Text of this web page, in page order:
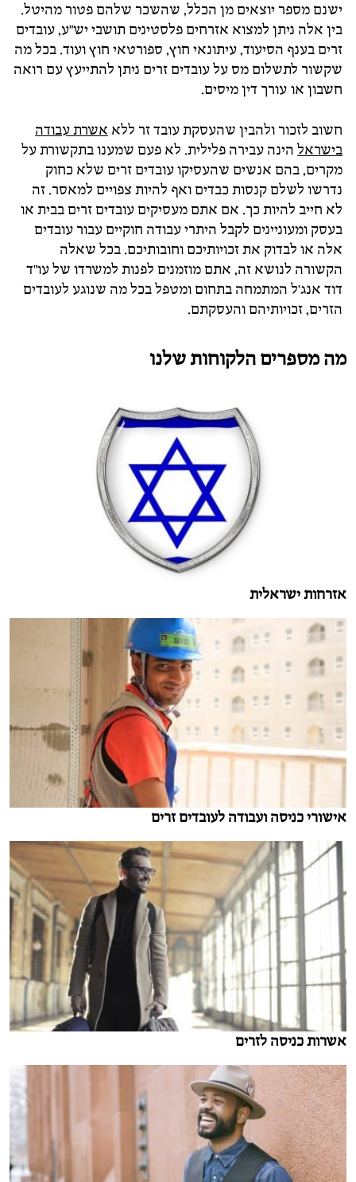
ישנם מספר יוצאים מן הכלל, שהשכר שלהם פטור מהיטל.
בין אלה ניתן למצוא אזרחים פלסטינים תושבי יש"ע, עובדים
זרים בענף הסיעוד, עיתונאי חוץ, ספורטאי חוץ ועוד. בכל מה
שקשור לתשלום מס על עובדים זרים ניתן להתייעץ עם רואה
חשבון או עורך דין מיסים.
חשוב לזכור ולהבין שהעסקת עובד זר ללא אשרת עבודה
בישראל הינה עבירה פלילית. לא פעם שמענו בתקשורת על
מקרים, בהם אנשים שהעסיקו עובדים זרים שלא כחוק
נדרשו לשלם קנסות כבדים ואף להיות צפויים למאסר. זה
לא חייב להיות כך. אם אתם מעסיקים עובדים זרים בבית או
בעסק ומעוניינים לקבל היתרי עבודה חוקיים עבור עובדים
אלה או לבדוק את זכויותיכם וחובותיכם. בכל שאלה
הקשורה לנושא זה, אתם מוזמנים לפנות למשרדו של עו"ד
דוד אנג'ל המתמחה בתחום ומטפל בכל מה שנוגע לעובדים
הזרים, זכויותיהם והעסקתם.
מה מספרים הלקוחות שלנו
אזרחות ישראלית
אישורי כניסה ועבודה לעובדים זרים
אשרות כניסה לזרים